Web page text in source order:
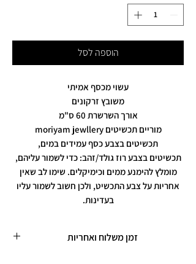
הוספה לסל
עשוי מכסף אמיתי
משובץ זרקונים
אורך השרשרת 60 ס"מ
מוריים תכשיטים moriyam jewllery
תכשיטים בצבע כסף עמידים במים,
תכשיטים בצבע רוז גולד/זהב: כדי לשמור עליהם,
מומלץ להימנע ממים וכימיקלים. שימו לב שאין
אחריות על צבע התכשיט, ולכן חשוב לשמור עליו
בעדינות.
זמן משלוח ואחריות